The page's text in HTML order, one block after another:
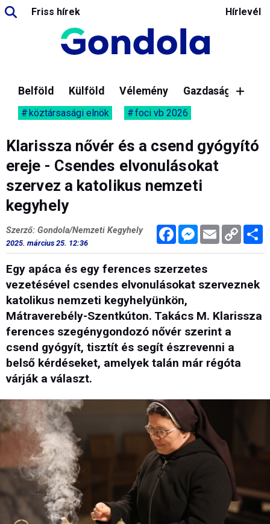
Friss hírek Hírlevél
Belföld Külföld Vélemény Gazdaság
köztársasági elnök foci vb 2026
Klarissza nővér és a csend gyógyító
ereje - Csendes elvonulásokat
szervez a katolikus nemzeti
kegyhely
FacebookMessenger
Email Copy
Link
Szerző: Gondola/Nemzeti Kegyhely
2025. március 25. 12:36
Egy apáca és egy ferences szerzetes
vezetésével csendes elvonulásokat szerveznek
katolikus nemzeti kegyhelyünkön,
Mátraverebély-Szentkúton. Takács M. Klarissza
ferences szegénygondozó nővér szerint a
csend gyógyít, tisztít és segít észrevenni a
belső kérdéseket, amelyek talán már régóta
várják a választ.